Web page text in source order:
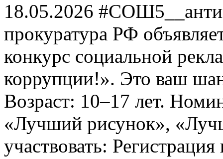
18.05.2026
прокуратура РФ
конкурс социальной
коррупции!». Это ваш
Возраст: 10–17 лет.
«Лучший рисунок»,
участвовать: